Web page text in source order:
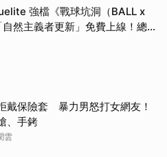
強檔《戰球坑洞（BALL x
然主義者更新」免費上線！總
萬份，遊戲史低 66 折熱銷中
戴保險套 暴力男怒打女網友！
、手銬
雲